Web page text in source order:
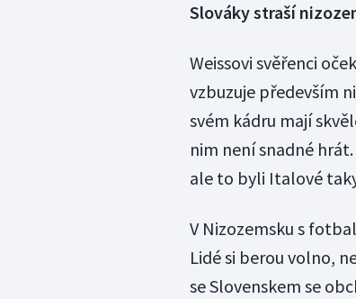
Slováky straší
Weissovi svěřenci
vzbuzuje především
svém kádru mají
nim není snadné
ale to byli Italové
V Nizozemsku s
Lidé si berou volno,
se Slovenskem se